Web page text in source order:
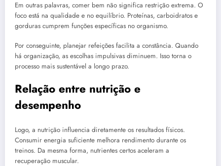
Em outras palavras, comer bem não significa restrição extrema. O
foco está na qualidade e no equilíbrio. Proteínas, carboidratos e
gorduras cumprem funções específicas no organismo.
Por conseguinte, planejar refeições facilita a constância. Quando
há organização, as escolhas impulsivas diminuem. Isso torna o
processo mais sustentável a longo prazo.
Relação entre nutrição e
desempenho
Logo, a nutrição influencia diretamente os resultados físicos.
Consumir energia suficiente melhora rendimento durante os
treinos. Da mesma forma, nutrientes certos aceleram a
recuperação muscular.